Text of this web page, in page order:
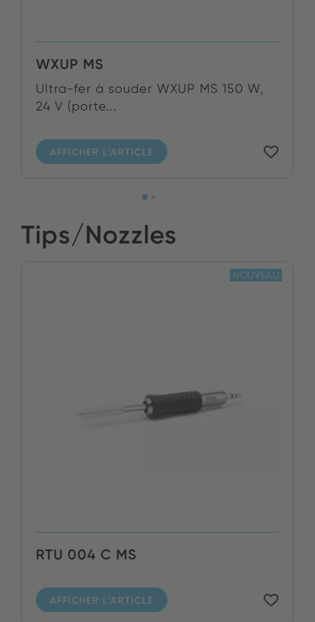
WXUP MS
Ultra-fer à souder WXUP MS 150 W,
24 V (porte...
AFFICHER L'ARTICLE
Tips/Nozzles
RTU 004 C MS
AFFICHER L'ARTICLE
NOUVEAU